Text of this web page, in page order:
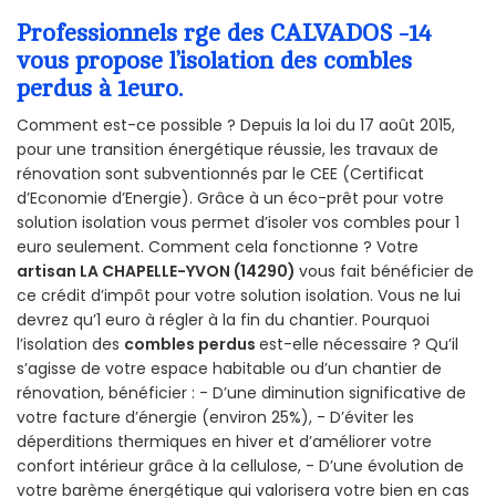
Professionnels rge des CALVADOS -14
vous propose l’isolation des combles
perdus à 1euro.
Comment est-ce possible ? Depuis la loi du 17 août 2015,
pour une transition énergétique réussie, les travaux de
rénovation sont subventionnés par le CEE (Certificat
d’Economie d’Energie). Grâce à un éco-prêt pour votre
solution isolation vous permet d’isoler vos combles pour 1
euro seulement. Comment cela fonctionne ? Votre
artisan LA CHAPELLE-YVON (14290) vous fait bénéficier de
ce crédit d’impôt pour votre solution isolation. Vous ne lui
devrez qu’1 euro à régler à la fin du chantier. Pourquoi
l’isolation des combles perdus est-elle nécessaire ? Qu’il
s’agisse de votre espace habitable ou d’un chantier de
rénovation, bénéficier : - D’une diminution significative de
votre facture d’énergie (environ 25%), - D’éviter les
déperditions thermiques en hiver et d’améliorer votre
confort intérieur grâce à la cellulose, - D’une évolution de
votre barème énergétique qui valorisera votre bien en cas